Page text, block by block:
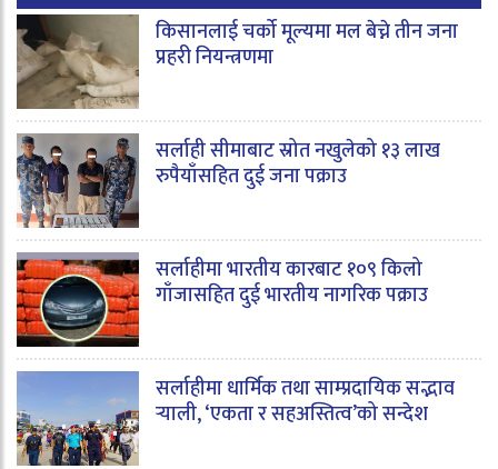
किसानलाई चर्को मूल्यमा मल बेच्ने तीन जना
प्रहरी नियन्त्रणमा
सर्लाही सीमाबाट स्रोत नखुलेको १३ लाख
रुपैयाँसहित दुई जना पक्राउ
सर्लाहीमा भारतीय कारबाट १०९ किलो
गाँजासहित दुई भारतीय नागरिक पक्राउ
सर्लाहीमा धार्मिक तथा साम्प्रदायिक सद्भाव
र्‍याली, ‘एकता र सहअस्तित्व’को सन्देश